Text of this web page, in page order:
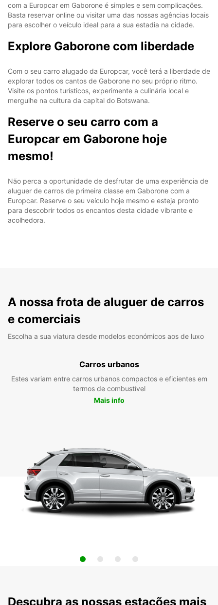
com a Europcar em Gaborone é simples e sem complicações.
Basta reservar online ou visitar uma das nossas agências locais
para escolher o veículo ideal para a sua estadia na cidade.
Explore Gaborone com liberdade
Com o seu carro alugado da Europcar, você terá a liberdade de
explorar todos os cantos de Gaborone no seu próprio ritmo.
Visite os pontos turísticos, experimente a culinária local e
mergulhe na cultura da capital do Botswana.
Reserve o seu carro com a
Europcar em Gaborone hoje
mesmo!
Não perca a oportunidade de desfrutar de uma experiência de
aluguer de carros de primeira classe em Gaborone com a
Europcar. Reserve o seu veículo hoje mesmo e esteja pronto
para descobrir todos os encantos desta cidade vibrante e
acolhedora.
A nossa frota de aluguer de carros
e comerciais
Escolha a sua viatura desde modelos económicos aos de luxo
Carros urbanos
Estes variam entre carros urbanos compactos e eficientes em
termos de combustível
Mais info
Descubra as nossas estações mais